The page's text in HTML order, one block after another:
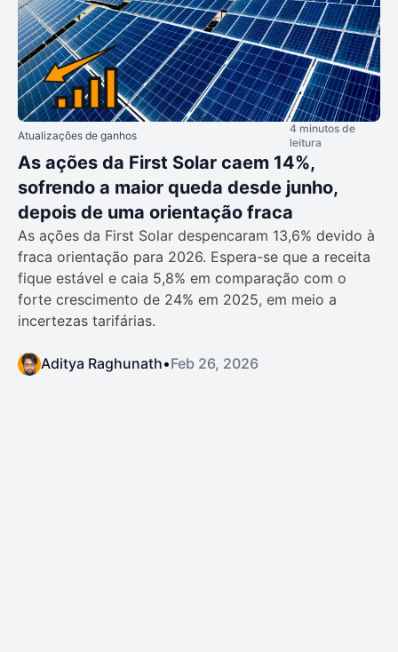
Atualizações de ganhos
4 minutos de
leitura
As ações da First Solar caem 14%,
sofrendo a maior queda desde junho,
depois de uma orientação fraca
As ações da First Solar despencaram 13,6% devido à
fraca orientação para 2026. Espera-se que a receita
fique estável e caia 5,8% em comparação com o
forte crescimento de 24% em 2025, em meio a
incertezas tarifárias.
Aditya Raghunath•Feb 26, 2026